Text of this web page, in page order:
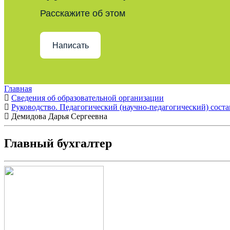
Расскажите об этом
Написать
Главная
Сведения об образовательной организации
Руководство. Педагогический (научно-педагогический)
Демидова Дарья Сергеевна
Главный бухгалтер